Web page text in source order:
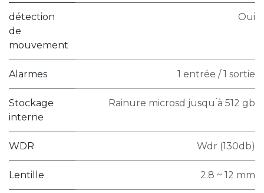
détection
de
mouvement
Oui
Alarmes 1 entrée / 1 sortie
Stockage
interne
Rainure microsd jusqu ́à 512 gb
WDR Wdr (130db)
Lentille 2.8 ~ 12 mm